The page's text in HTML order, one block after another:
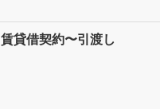
賃貸借契約〜引渡し